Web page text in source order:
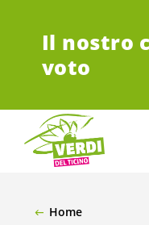
Il nostro
voto
Home